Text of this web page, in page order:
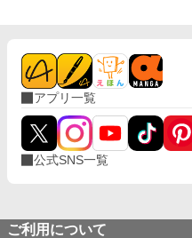
アプリ一覧
公式SNS一覧
ご利用について